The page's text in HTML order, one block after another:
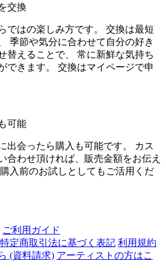
交換
ではの楽しみ方です。 交換は最短
季節や気分に合わせて自分の好き
替えることで、 常に新鮮な気持ち
できます。 交換はマイページで申
可能
出会ったら購入も可能です。 カス
合わせ頂ければ、販売金額をお伝え
入前のお試しとしてもご活用くだ
ご利用ガイド
特定商取引法に基づく表記 利用規約
(資料請求) アーティストの方はこ